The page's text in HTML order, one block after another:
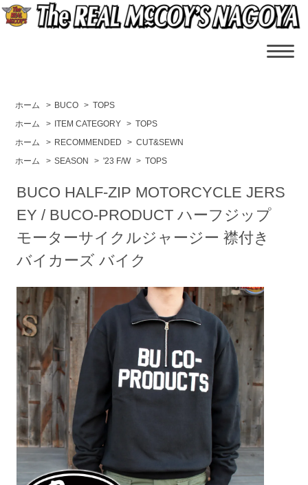
ホーム > BUCO > TOPS
ホーム
> ITEM CATEGORY > TOPS
ホーム
> RECOMMENDED > CUT&SEWN
ホーム
> SEASON > '23 F/W > TOPS
BUCO HALF-ZIP MOTORCYCLE JERS
EY / BUCO-PRODUCT ハーフジップ
モーターサイクルジャージー 襟付き
バイカーズ バイク